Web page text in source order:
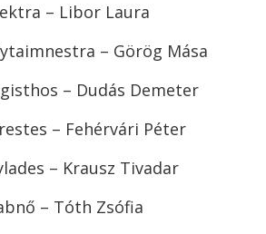
– Libor Laura
– Görög Mása
– Dudás Demeter
– Fehérvári Péter
– Krausz Tivadar
– Tóth Zsófia